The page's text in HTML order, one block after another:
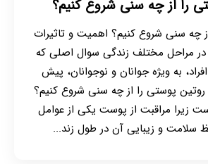
را از چه سنی شروع کنیم؟
چه سنی شروع کنیم؟ اهمیت و تاثیرات
مراحل مختلف زندگی سوال اصلی که
به ویژه جوانان و نوجوانان، پیش
پوستی را از چه سنی شروع کنیم؟
زیرا مراقبت از پوست یکی از عوامل
سلامت و زیبایی آن در طول زند...